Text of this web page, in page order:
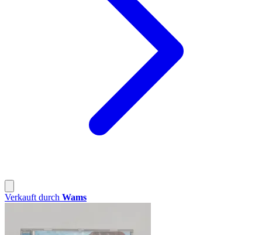
Verkauft durch Wams